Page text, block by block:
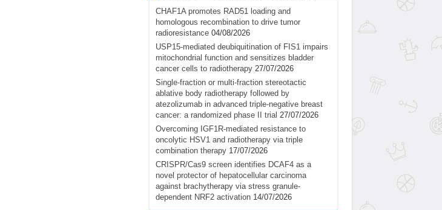
CHAF1A promotes RAD51 loading and
homologous recombination to drive tumor
radioresistance 04/08/2026
USP15-mediated deubiquitination of FIS1 impairs
mitochondrial function and sensitizes bladder
cancer cells to radiotherapy 27/07/2026
Single-fraction or multi-fraction stereotactic
ablative body radiotherapy followed by
atezolizumab in advanced triple-negative breast
cancer: a randomized phase II trial 27/07/2026
Overcoming IGF1R-mediated resistance to
oncolytic HSV1 and radiotherapy via triple
combination therapy 17/07/2026
CRISPR/Cas9 screen identifies DCAF4 as a
novel protector of hepatocellular carcinoma
against brachytherapy via stress granule-
dependent NRF2 activation 14/07/2026